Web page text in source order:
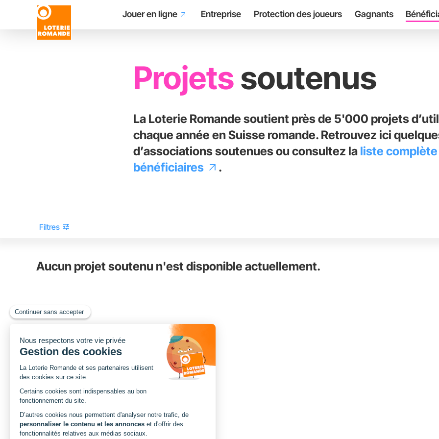
contenu
MainJouer en ligne arrow_outward Entreprise Protection des joueurs Gagnants
Projetssoutenus
La Loterie Romande soutient près de 5'000 projets
chaque année en Suisse romande. Retrouvez ici
d’associations soutenues ou consultez la liste
bénéficiaires
.
Filtres tune
Aucun projet soutenu n'est disponible actuellement.